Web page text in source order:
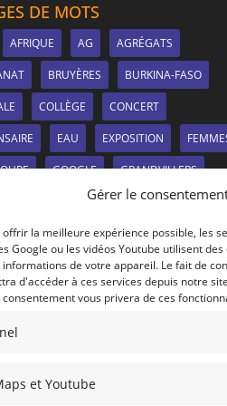
Gérer le
offrir la meilleure expérience possible, les
Google ou les vidéos Youtube utilisent
de votre appareil. Le fait de
d'accéder à ces services depuis notre
vous privera de ces
et Youtube
DE MOTS
AFRIQUE AG AGRÉGATS
BRUYÈRES BURKINA-FASO
COLLÈGE CONCERT
EAU EXPOSITION
GOOGLE GRANDVILLERS
LIONS CLUB
MARCHÉ MDMS
À-TISSER NANCY NEEM
PANNEAUX SOLAIRES
VERNISSAGE